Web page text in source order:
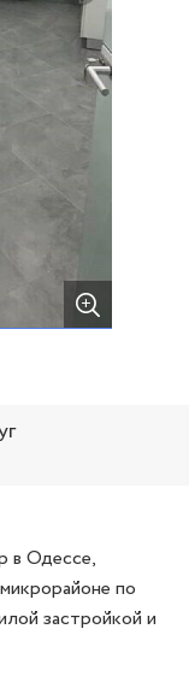
в Одессе,
по
застройкой и